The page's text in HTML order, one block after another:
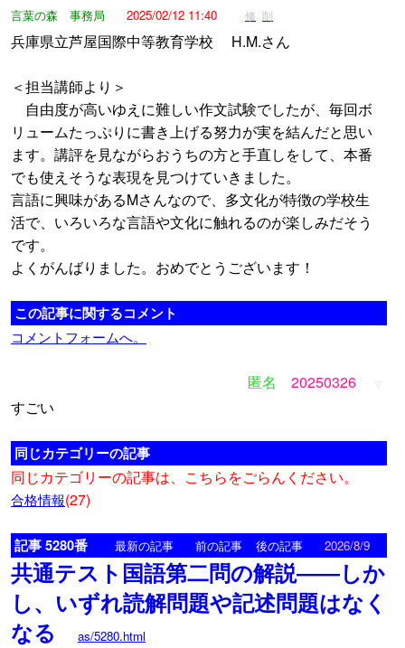
言葉の森 事務局
2025/02/12 11:40 修 削
兵庫県立芦屋国際中等教育学校 H.M.さん
＜担当講師より＞
自由度が高いゆえに難しい作文試験でしたが、毎回ボ
リュームたっぷりに書き上げる努力が実を結んだと思い
ます。講評を見ながらおうちの方と手直しをして、本番
でも使えそうな表現を見つけていきました。
言語に興味があるMさんなので、多文化が特徴の学校生
活で、いろいろな言語や文化に触れるのが楽しみだそう
です。
よくがんばりました。おめでとうございます！
この記事に関するコメント
コメントフォームへ。
匿名 20250326 ▽
すごい
同じカテゴリーの記事
同じカテゴリーの記事は、こちらをごらんください。
合格情報(27)
記事 5280番 最新の記事 前の記事 後の記事 2026/8/9
共通テスト国語第二問の解説――しか
し、いずれ読解問題や記述問題はなく
なる
as/5280.html